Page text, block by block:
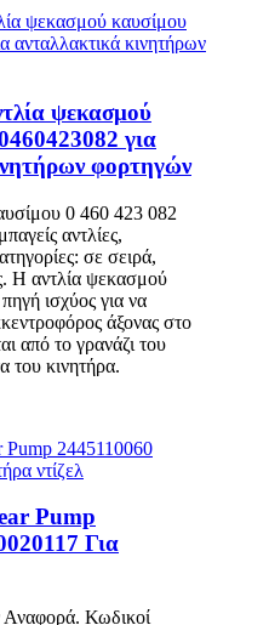
ψεκασμού
για
φορτηγών
0 460 423 082
αντλίες,
σε σειρά,
Η αντλία ψεκασμού
ισχύος για να
άξονας στο
από το γρανάζι του
του κινητήρα.
Pump
Για
Αναφορά. Κωδικοί